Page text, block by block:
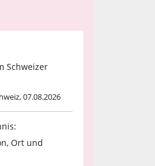
Schweizer
07.08.2026
Ort und